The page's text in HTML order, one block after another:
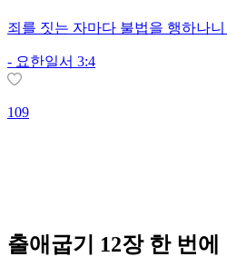
죄를 짓는 자마다 불법을 행하나
- 요한일서 3:4
109
출애굽기 12장 한 번에